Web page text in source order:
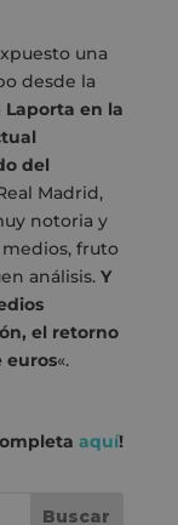
una
desde la
Laporta en la
del
Madrid,
notoria y
fruto
análisis. Y
el retorno
euros«.
aquí!